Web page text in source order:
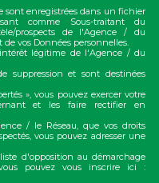
sont enregistrées dans un fichier
comme Sous-traitant du
prospects de l'Agence / du
vos Données personnelles.
légitime de l'Agence / du
suppression et sont destinées
», vous pouvez exercer votre
et les faire rectifier en
/ le Réseau, que vos droits
vous pouvez adresser une
d'opposition au démarchage
pouvez vous inscrire ici :